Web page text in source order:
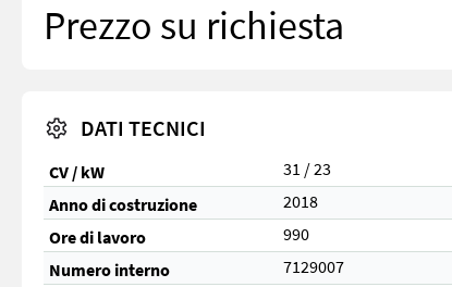
Prezzo su richiesta
DATI TECNICI
CV / kW
31 / 23
Anno di costruzione
2018
Ore di lavoro
990
Numero interno
7129007